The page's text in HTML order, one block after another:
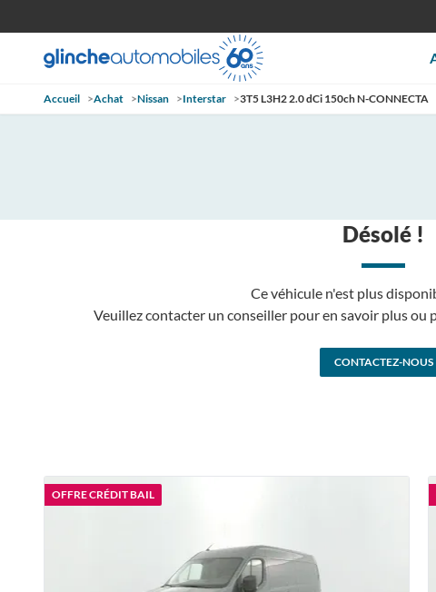
Accueil >Achat >Nissan >Interstar >3T5 L3H2 2.0 dCi 150ch N-CONNECTA
Désolé !
Ce véhicule n'est plus
Veuillez contacter un conseiller pour en savoir plus ou
CONTACTEZ-NOUS
OFFRE CRÉDIT BAIL